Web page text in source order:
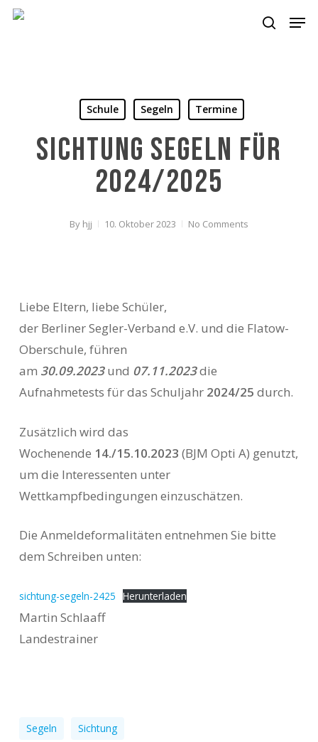
Skip
search
Schule Segeln Termine
Sichtung Segeln für
2024/2025
By hjj 10. Oktober 2023 No Comments
Liebe Eltern, liebe Schüler,
der Berliner Segler-Verband e.V. und die Flatow-
Oberschule, führen
am 30.09.2023und 07.11.2023die
Aufnahmetests für das Schuljahr 2024/25 durch.
Zusätzlich wird das
Wochenende 14./15.10.2023 (BJM Opti A) genutzt,
um die Interessenten unter
Wettkampfbedingungen einzuschätzen.
Die Anmeldeformalitäten entnehmen Sie bitte
dem Schreiben unten:
sichtung-segeln-2425 Herunterladen
Martin Schlaaff
Landestrainer
Segeln Sichtung